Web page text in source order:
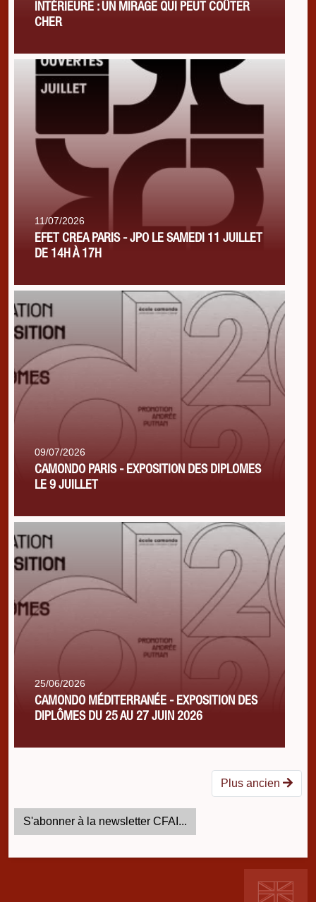
INTÉRIEURE : UN MIRAGE QUI PEUT COÛTER
CHER
11/07/2026
EFET CREA PARIS - JPO LE SAMEDI 11 JUILLET
DE 14H À 17H
09/07/2026
CAMONDO PARIS - EXPOSITION DES DIPLOMES
LE 9 JUILLET
25/06/2026
CAMONDO MÉDITERRANÉE - EXPOSITION DES
DIPLÔMES DU 25 AU 27 JUIN 2026
Plus ancien
S'abonner à la newsletter CFAI...